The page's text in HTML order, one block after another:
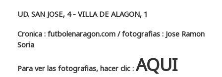
UD. SAN JOSE, 4 - VILLA DE ALAGON, 1
Cronica : futbolenaragon.com / fotografias : Jose Ramon
Soria
Para ver las fotografias, hacer clic :AQUI